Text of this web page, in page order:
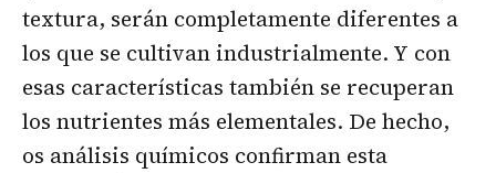
textura, serán completamente diferentes a
los que se cultivan industrialmente. Y con
esas características también se recuperan
los nutrientes más elementales. De hecho,
os análisis químicos confirman esta